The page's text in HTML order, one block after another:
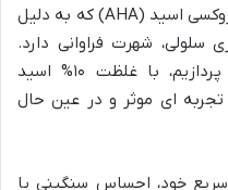
گلیکولیک بنا شده اند، یک آلفا هیدروکسی اسید (AHA) که به دلیل
سلولی، شهرت فراوانی دارد.
محصولی که در اینجا به آن می پردازیم، با غلظت ۱۰% اسید
تجربه ای موثر و در عین حال
خود، احساس سنگینی یا